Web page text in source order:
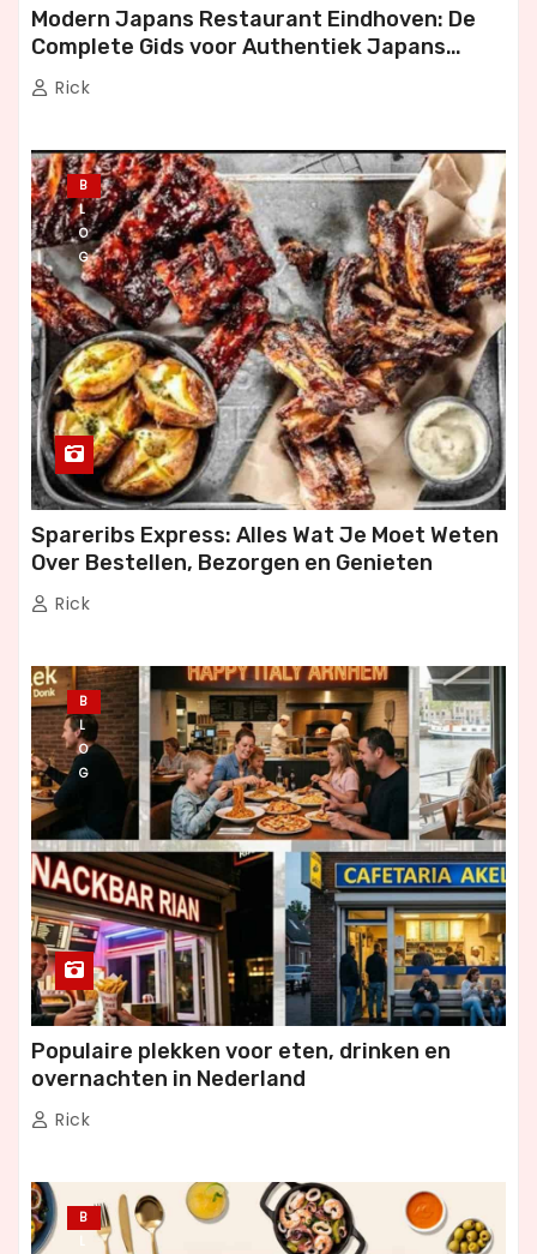
Modern Japans Restaurant Eindhoven: De
Complete Gids voor Authentiek Japans
Dineren
Rick
B
L
O
G
Spareribs Express: Alles Wat Je Moet Weten
Over Bestellen, Bezorgen en Genieten
Rick
B
L
O
G
Populaire plekken voor eten, drinken en
overnachten in Nederland
Rick
B
L